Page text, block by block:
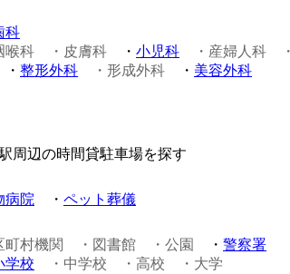
科
喉科 ・皮膚科 ・ 小児科 ・産婦人科
整形外科 ・形成外科 ・ 美容外科
周辺の時間貸駐車場を探す
病院 ・ ペット葬儀
町村機関 ・図書館 ・公園 ・ 警察署
学校 ・中学校 ・高校
・大学